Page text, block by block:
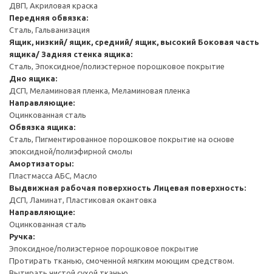
ДВП, Акриловая краска
Передняя обвязка:
Сталь, Гальванизация
Ящик, низкий/ ящик, средний/ ящик, высокий Боковая часть
ящика/ Задняя стенка ящика:
Сталь, Эпоксидное/полиэстерное порошковое покрытие
Дно ящика:
ДСП, Меламиновая пленка, Меламиновая пленка
Направляющие:
Оцинкованная сталь
Обвязка ящика:
Сталь, Пигментированное порошковое покрытие на основе
эпоксидной/полиэфирной смолы
Амортизаторы:
Пластмасса АБС, Масло
Выдвижная рабочая поверхность Лицевая поверхность:
ДСП, Ламинат, Пластиковая окантовка
Направляющие:
Оцинкованная сталь
Ручка:
Эпоксидное/полиэстерное порошковое покрытие
Протирать тканью, смоченной мягким моющим средством.